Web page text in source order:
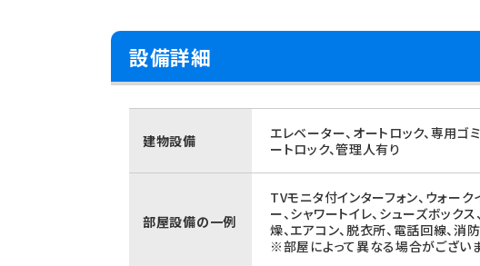
設備詳細
建物設備
エレベーター、オートロック、専用
ートロック、管理人有り
部屋設備の一例
TVモニタ付インターフォン、ウォーク
ー、シャワートイレ、シューズボック
燥、エアコン、脱衣所、電話回線、消
※部屋によって異なる場合がございま